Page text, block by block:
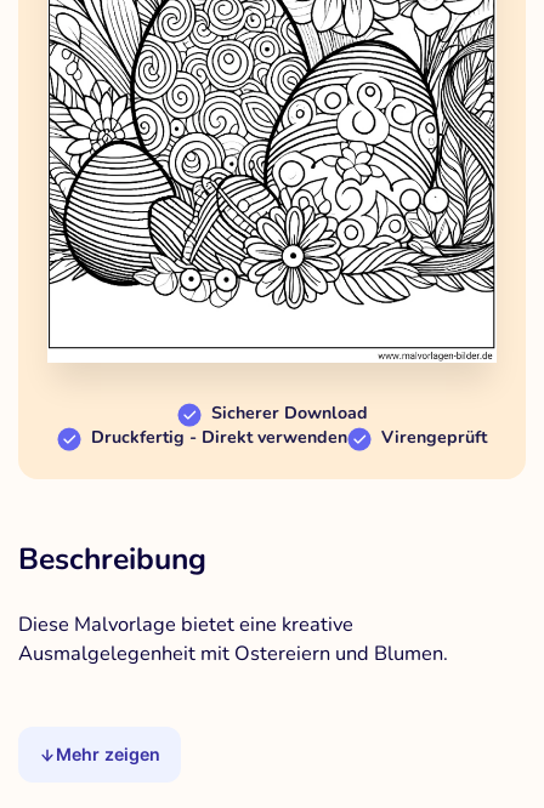
Sicherer Download
Druckfertig - Direkt verwenden
Virengeprüft
Beschreibung
Diese Malvorlage bietet eine kreative
Ausmalgelegenheit mit Ostereiern und Blumen.
Mehr zeigen